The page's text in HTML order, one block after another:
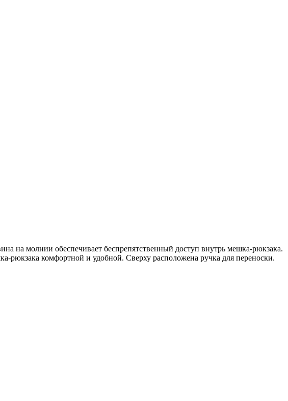
на молнии обеспечивает беспрепятственный доступ внутрь мешка-рюкзака.
комфортной и удобной. Сверху расположена ручка для переноски.